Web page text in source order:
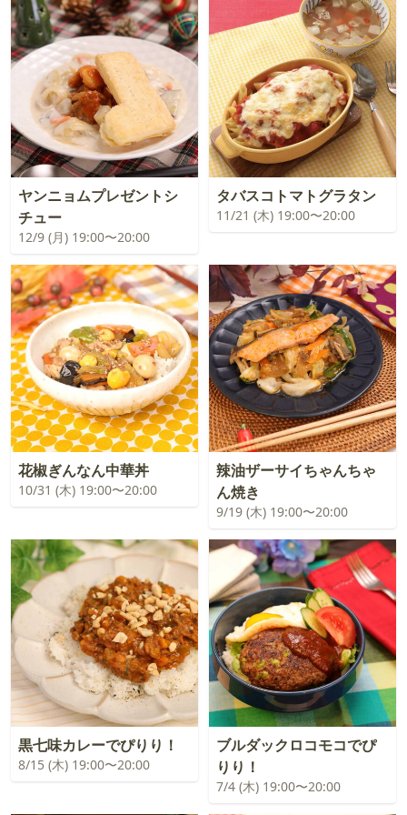
ヤンニョムプレゼントシ
チュー
12/9 (月) 19:00〜20:00
タバスコトマトグラタン
11/21 (木) 19:00〜20:00
花椒ぎんなん中華丼
10/31 (木) 19:00〜20:00
辣油ザーサイちゃんちゃ
ん焼き
9/19 (木) 19:00〜20:00
黒七味カレーでぴりり！
8/15 (木) 19:00〜20:00
ブルダックロコモコでぴ
りり！
7/4 (木) 19:00〜20:00